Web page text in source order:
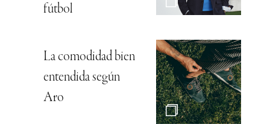
fútbol
La comodidad bien
entendida según
Aro